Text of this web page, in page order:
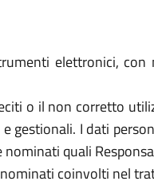
elettronici,
o il non corretto
gestionali. I dati
quali
coinvolti nel